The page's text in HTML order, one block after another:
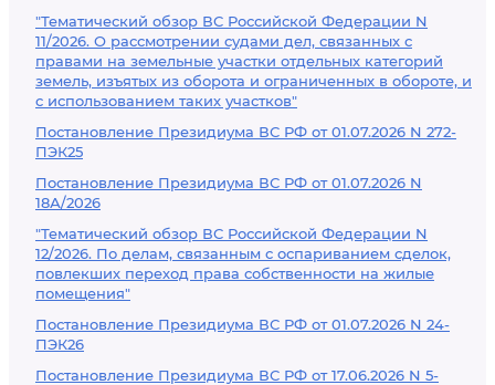
"Тематический обзор ВС Российской Федерации N
11/2026. О рассмотрении судами дел, связанных с
правами на земельные участки отдельных категорий
земель, изъятых из оборота и ограниченных в обороте, и
с использованием таких участков"
Постановление Президиума ВС РФ от 01.07.2026 N 272-
ПЭК25
Постановление Президиума ВС РФ от 01.07.2026 N
18А/2026
"Тематический обзор ВС Российской Федерации N
12/2026. По делам, связанным с оспариванием сделок,
повлекших переход права собственности на жилые
помещения"
Постановление Президиума ВС РФ от 01.07.2026 N 24-
ПЭК26
Постановление Президиума ВС РФ от 17.06.2026 N 5-